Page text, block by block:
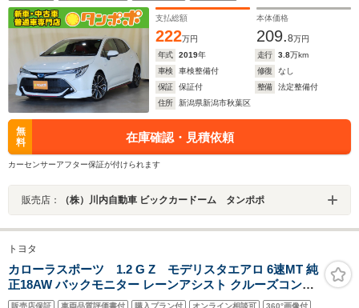
支払総額
222万円
本体価格
209.8万円
年式
2019年 走行 3.8万km
車検
車検整備付 修復
なし
保証
保証付 整備
法定整備付
住所
新潟県新潟市秋葉区
無
料
在庫確認・見積依頼
カーセンサーアフター保証が付けられます
販売店： （株）川内自動車 ビックカードーム タンポポ
トヨタ
カローラスポーツ 1.2 G Z モデリスタエアロ 6速MT 純
正18AW バックモニター レーンアシスト クルーズコント
ロール LEDヘッドライト ETC
販売店保証 車両品質評価書付 購入プラン付 オンライン相談可 360°画像付